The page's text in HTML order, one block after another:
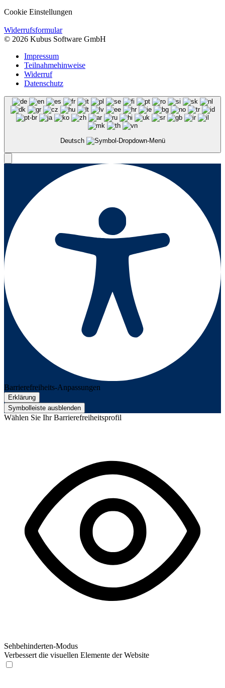
Cookie Einstellungen
Widerrufsformular
© 2026 Kubus Software GmbH
Impressum
Teilnahmehinweise
Widerruf
Datenschutz
Deutsch
Barrierefreiheits-Anpassungen
Erklärung
Symbolleiste ausblenden
Wählen Sie Ihr Barrierefreiheitsprofil
Sehbehinderten-Modus
Verbessert die visuellen Elemente der Website